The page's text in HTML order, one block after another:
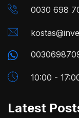
0030 698
10:00 -
Latest